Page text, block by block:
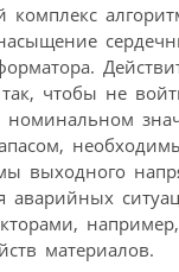
комплекс
так, чтобы не
выходного
аварийных
материалов.